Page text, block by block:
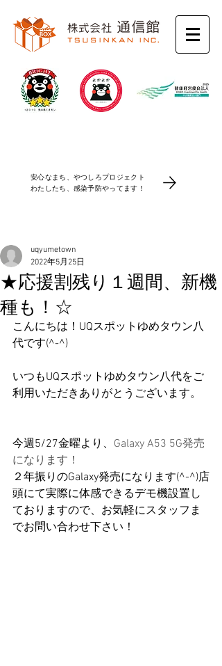
安心なまち、やつしろプロジェクト
​わたしたち、感染予防やってます！
★応援割残り１週間、新機
種も！☆
uqyumetown
2022年5月25日
こんにちは！UQスポットゆめタウン八
代です(^-^)
いつもUQスポットゆめタウン八代をご
利用いただきありがとうございます。
今週5/27金曜より、 Galaxy A53 5G発売
になります！
２年振りのGalaxy発売になります(^-^)店
頭にて実際に体感できるデモ機設置し
ておりますので、お気軽にスタッフま
でお問い合わせ下さい！